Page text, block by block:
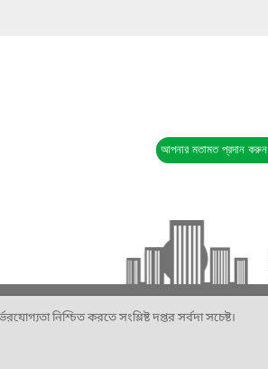
আপনার মতামত প্রদান করুন
নিশ্চিত করতে সংশ্লিষ্ট দপ্তর সর্বদা সচেষ্ট।